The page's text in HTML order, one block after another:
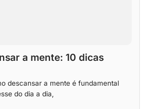
a mente: 10 dicas
descansar a mente é fundamental
do dia a dia,